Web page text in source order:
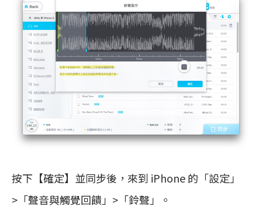
按下【確定】並同步後，來到 iPhone 的「設定」
>「聲音與觸覺回饋」>「鈴聲」。